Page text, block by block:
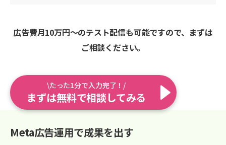
広告費月10万円〜のテスト配信も可能ですので、まずは
ご相談ください。
\たった1分で入力完了！/
まずは無料で相談してみる
Meta広告運用で成果を出す